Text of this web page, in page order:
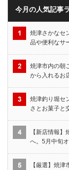
今月の人気記事
焼津さかなセ
品や便利なサ
焼津市内の朝
から入れるお
焼津釣り堀セ
さとお菓子と
【新店情報
へ。5月中旬
【厳選】焼